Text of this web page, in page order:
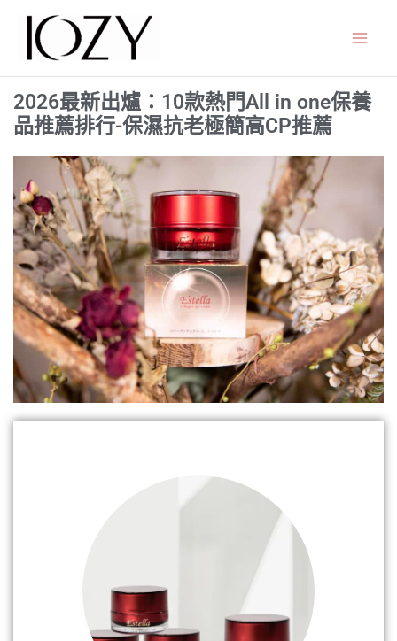
要
2026最新出爐：10款熱門All in one保養
品推薦排行-保濕抗老極簡高CP推薦